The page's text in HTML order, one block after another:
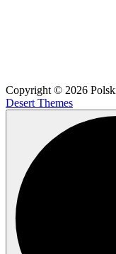
Copyright © 2026
Desert Themes